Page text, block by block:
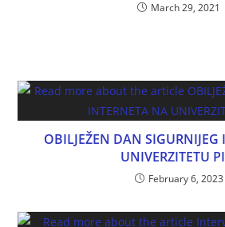
March 29, 2021
OBILJEŽEN DAN
UNIVERZITETU
February 6, 2023